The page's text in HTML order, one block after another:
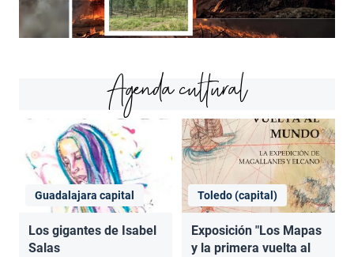
Agenda cultural
Guadalajara capital
Los gigantes de Isabel
Salas
Toledo (capital)
Exposición "Los Mapas
y la primera vuelta al